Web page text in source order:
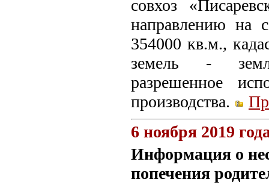
совхоз
направлению на
354000 кв.м.,
земель - земли
разрешенное
производства.
6 ноября 2019
Информация о
попечения